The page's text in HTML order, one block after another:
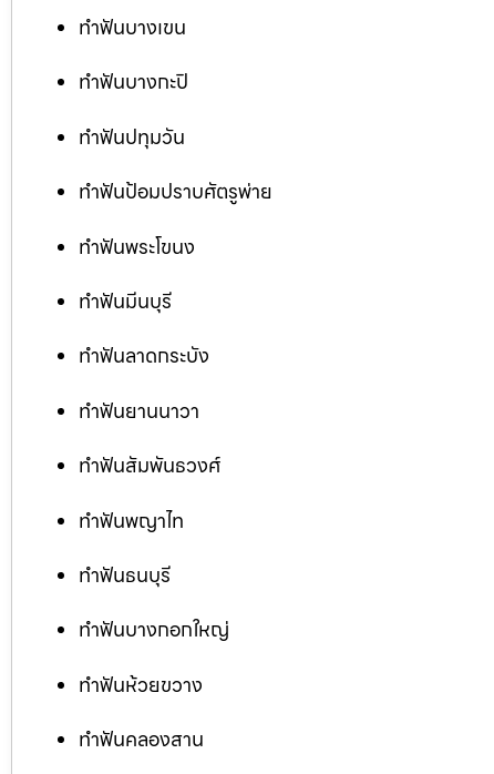
ทำฟันบางเขน
ทำฟันบางกะปิ
ทำฟันปทุมวัน
ทำฟันป้อมปราบศัตรูพ่าย
ทำฟันพระโขนง
ทำฟันมีนบุรี
ทำฟันลาดกระบัง
ทำฟันยานนาวา
ทำฟันสัมพันธวงศ์
ทำฟันพญาไท
ทำฟันธนบุรี
ทำฟันบางกอกใหญ่
ทำฟันห้วยขวาง
ทำฟันคลองสาน